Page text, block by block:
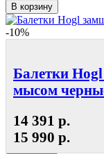
В корзину
-10%
Балетки
мысом
14 391 р.
15 990 р.